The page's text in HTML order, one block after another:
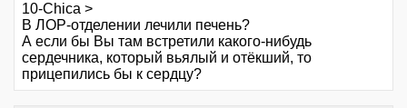
10-Chica >
В ЛОР-отделении лечили печень?
А если бы Вы там встретили какого-нибудь
сердечника, который вьялый и отёкший, то
прицепились бы к сердцу?